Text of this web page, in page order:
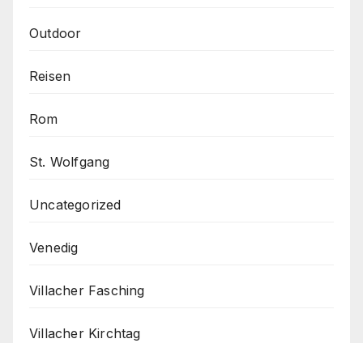
Outdoor
Reisen
Rom
St. Wolfgang
Uncategorized
Venedig
Villacher Fasching
Villacher Kirchtag